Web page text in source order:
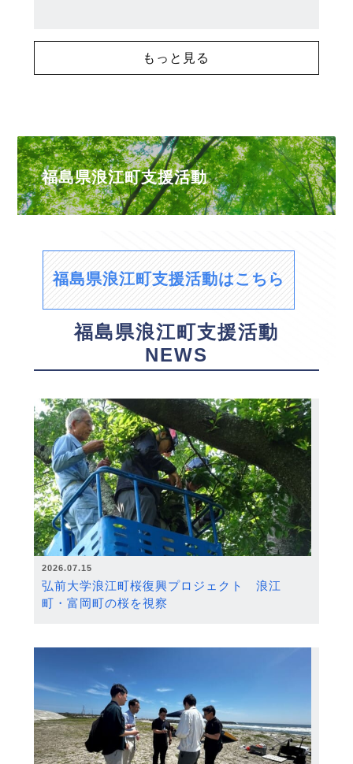
もっと見る
福島県浪江町支援活動
福島県浪江町支援活動はこちら
福島県浪江町支援活動
NEWS
2026.07.15
弘前大学浪江町桜復興プロジェクト 浪江
町・富岡町の桜を視察